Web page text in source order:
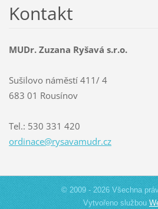
Kontakt
MUDr. Zuzana Ryšavá s.r.o.
Sušilovo náměstí 411/ 4
683 01 Rousínov
Tel.: 530 331 420
ordinace@rysavamudr.cz
© 2009 - 2026 Všechna
Vytvořeno službou